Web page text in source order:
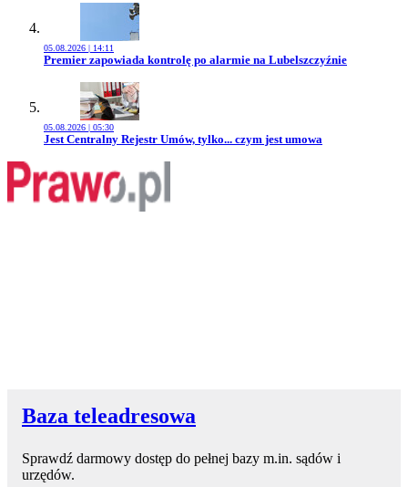
05.08.2026 | 14:11
Przejdź do artykułu:
Premier zapowiada kontrolę po alarmie na Lubelszczyźnie
05.08.2026 | 05:30
Przejdź do artykułu:
Jest Centralny Rejestr Umów, tylko... czym jest umowa
Baza teleadresowa
Sprawdź darmowy dostęp do pełnej bazy m.in. sądów i
urzędów.